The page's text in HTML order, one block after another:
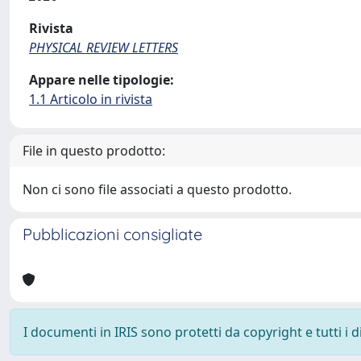
Rivista
PHYSICAL REVIEW LETTERS
Appare nelle tipologie:
1.1 Articolo in rivista
File in questo prodotto:
Non ci sono file associati a questo prodotto.
Pubblicazioni consigliate
I documenti in IRIS sono protetti da copyright e tutti i